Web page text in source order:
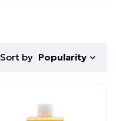
Sort by Popularity